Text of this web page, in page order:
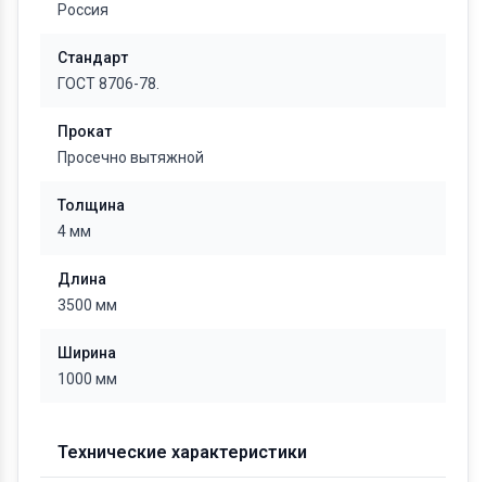
Россия
Стандарт
ГОСТ 8706-78.
Прокат
Просечно вытяжной
Толщина
4 мм
Длина
3500 мм
Ширина
1000 мм
Технические характеристики